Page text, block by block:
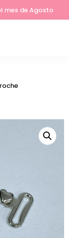
de Agosto